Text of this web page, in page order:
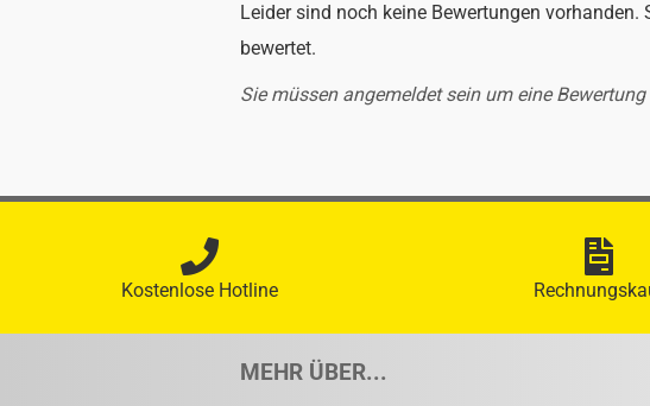
Leider sind noch keine Bewertungen vorhanden.
bewertet.
Sie müssen angemeldet sein um eine
Kostenlose Hotline
MEHR ÜBER...